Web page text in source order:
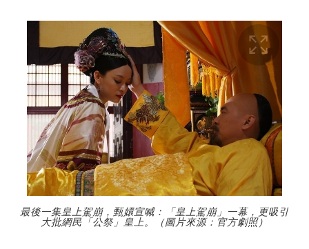
最後一集皇上駕崩，甄嬛宣喊：「皇上駕崩」一幕，更吸引
大批網民「公祭」皇上。（圖片來源：官方劇照）